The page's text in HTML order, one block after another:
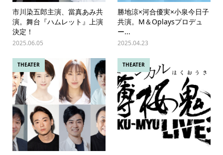
市川染五郎主演、當真あみ共
演。舞台『ハムレット』上演
決定！
2025.06.05
勝地涼×河合優実×小泉今日子
共演。M＆Oplaysプロデュ
ー...
2025.04.23
THEATER THEATER